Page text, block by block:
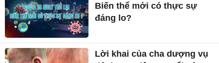
Biến thể mới có thực sự
đáng lo?
Lời khai của cha dượng vụ